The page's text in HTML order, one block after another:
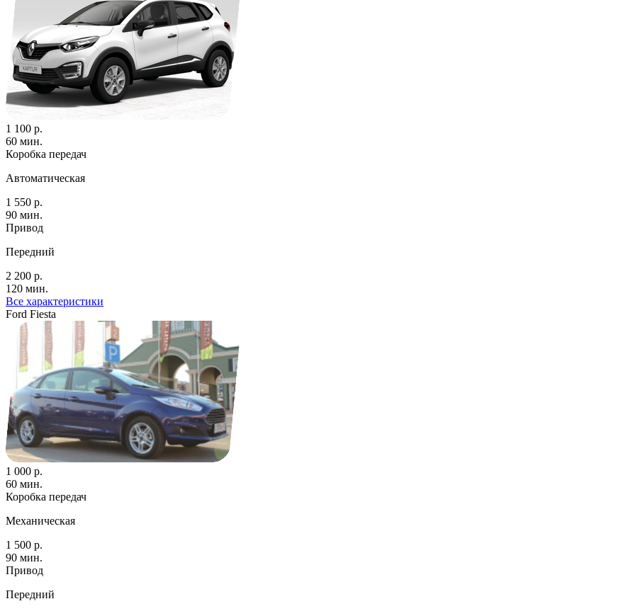
1 100 р.
60 мин.
Коробка передач
Автоматическая
1 550 р.
90 мин.
Привод
Передний
2 200 р.
120 мин.
Все характеристики
Ford Fiesta
1 000 р.
60 мин.
Коробка передач
Механическая
1 500 р.
90 мин.
Привод
Передний